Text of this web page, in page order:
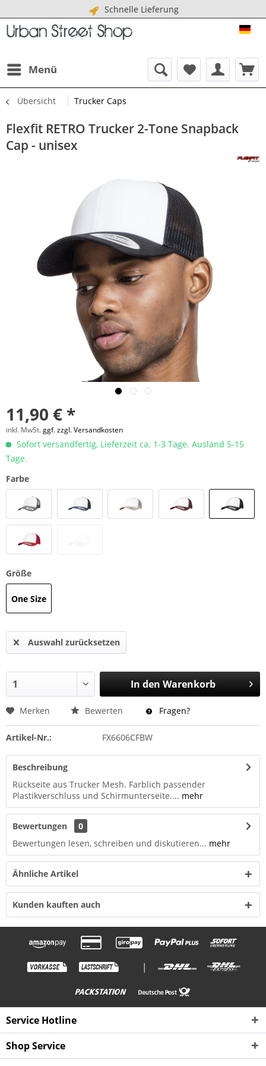
Schnelle Lieferung
Menü
Übersicht Trucker Caps
Flexfit RETRO Trucker 2-Tone Snapback
Cap - unisex
11,90 € *
inkl. MwSt.ggf. zzgl. Versandkosten
Sofort versandfertig, Lieferzeit ca. 1-3 Tage. Ausland 5-15
Tage.
Farbe
Größe
One Size
Auswahl zurücksetzen
In den Warenkorb
Merken Bewerten Fragen?
Artikel-Nr.: FX6606CFBW
Beschreibung
Rückseite aus Trucker Mesh. Farblich passender
Plastikverschluss und Schirmunterseite.... mehr
Bewertungen
0
Bewertungen lesen, schreiben und diskutieren... mehr
Ähnliche Artikel
Kunden kauften auch
|
Service Hotline
Shop Service